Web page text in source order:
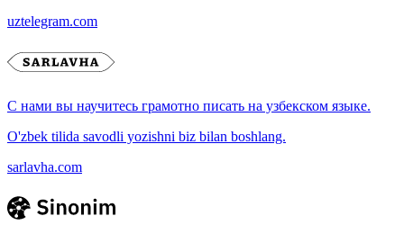
uztelegram.com
С нами вы научитесь грамотно писать на узбекском языке.
O'zbek tilida savodli yozishni biz bilan boshlang.
sarlavha.com